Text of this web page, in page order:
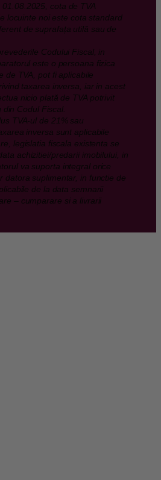
cota de TVA
locuinte noi este cota standard
de suprafața utilă sau de
Codului Fiscal, in
este o persoana fizica
de TVA, pot fi aplicabile
taxarea inversa, iar in acest
nicio plată de TVA potrivit
Codul Fiscal.
TVA-ul de 21% sau
inversa sunt aplicabile
legislatia fiscala existenta se
achizitiei/predarii imobilului, in
va suporta integral orice
datora suplimentar, in functie de
de la data semnarii
– cumparare si a livrarii